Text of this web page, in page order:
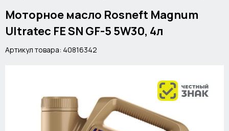
Моторное масло Rosneft Magnum
Ultratec FE SN GF-5 5W30, 4л
Артикул товара: 40816342